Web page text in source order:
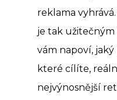
reklama
je tak
vám napoví,
které cílíte,
nejvýnosnější